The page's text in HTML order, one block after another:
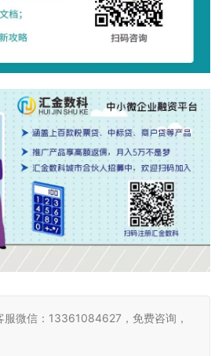
服微信：13361084627，免费咨询，